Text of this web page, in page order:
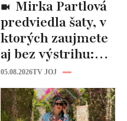
predviedla šaty, v
ktorých zaujmete
aj bez výstrihu:
Ich čaro je v tomto
detaile
05.08.2026TV JOJ